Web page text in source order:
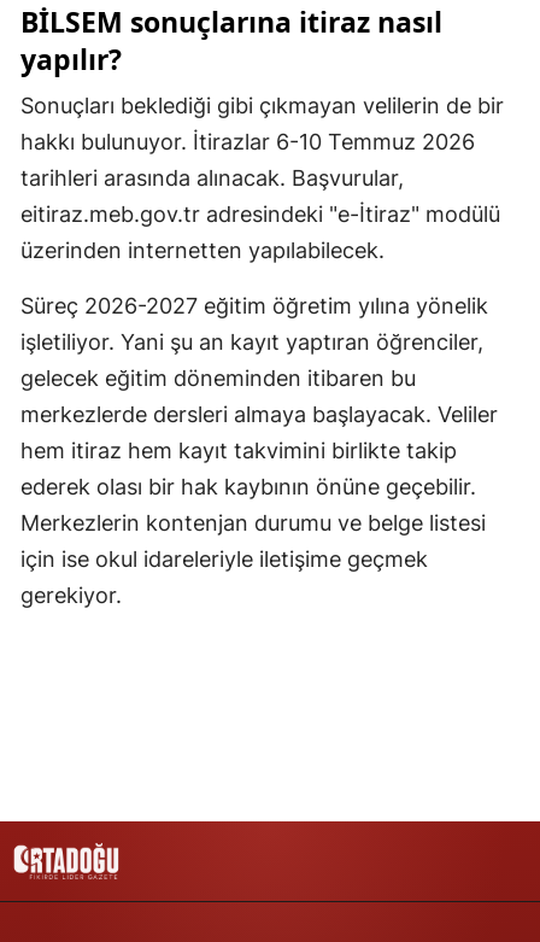
Tunceli
Şanlıurfa
Uşak
Van
Yozgat
Zonguldak
Aksaray
Bayburt
Karaman
Kırıkkale
Karabük
BİLSEM sonuçlarına itiraz nasıl
yapılır?
Sonuçları beklediği gibi çıkmayan velilerin de bir
hakkı bulunuyor. İtirazlar 6-10 Temmuz 2026
tarihleri arasında alınacak. Başvurular,
eitiraz.meb.gov.tr adresindeki "e-İtiraz" modülü
üzerinden internetten yapılabilecek.
Süreç 2026-2027 eğitim öğretim yılına yönelik
işletiliyor. Yani şu an kayıt yaptıran öğrenciler,
gelecek eğitim döneminden itibaren bu
merkezlerde dersleri almaya başlayacak. Veliler
hem itiraz hem kayıt takvimini birlikte takip
ederek olası bir hak kaybının önüne geçebilir.
Merkezlerin kontenjan durumu ve belge listesi
için ise okul idareleriyle iletişime geçmek
gerekiyor.